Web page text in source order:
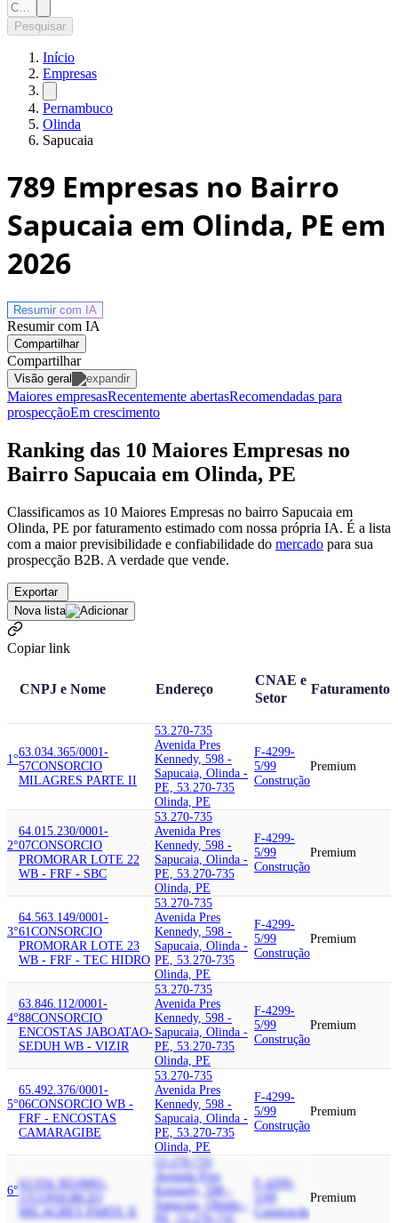
Pesquisar
Início
Empresas
Pernambuco
Olinda
Sapucaia
789 Empresas no Bairro
Sapucaia em Olinda, PE em
2026
Resumir com IA
Resumir com IA
Compartilhar
Compartilhar
Visão geral
Maiores empresasRecentemente abertasRecomendadas para
prospecçãoEm crescimento
Ranking das 10 Maiores Empresas no
Bairro Sapucaia em Olinda, PE
Classificamos as 10 Maiores Empresas no bairro Sapucaia em
Olinda, PE por faturamento estimado com nossa própria IA. É a lista
com a maior previsibilidade e confiabilidade do mercado para sua
prospecção B2B. A verdade que vende.
Exportar
Nova lista
Copiar link
CNPJ e Nome Endereço
CNAE e
Setor
Faturamento
1°
63.034.365/0001-
57CONSORCIO
MILAGRES PARTE II
53.270-735
Avenida Pres
Kennedy, 598 -
Sapucaia, Olinda -
PE, 53.270-735
Olinda, PE
F-4299-
5/99
Construção
Premium
2°
64.015.230/0001-
07CONSORCIO
PROMORAR LOTE 22
WB - FRF - SBC
53.270-735
Avenida Pres
Kennedy, 598 -
Sapucaia, Olinda -
PE, 53.270-735
Olinda, PE
F-4299-
5/99
Construção
Premium
3°
64.563.149/0001-
61CONSORCIO
PROMORAR LOTE 23
WB - FRF - TEC HIDRO
53.270-735
Avenida Pres
Kennedy, 598 -
Sapucaia, Olinda -
PE, 53.270-735
Olinda, PE
F-4299-
5/99
Construção
Premium
4°
63.846.112/0001-
88CONSORCIO
ENCOSTAS JABOATAO-
SEDUH WB - VIZIR
53.270-735
Avenida Pres
Kennedy, 598 -
Sapucaia, Olinda -
PE, 53.270-735
Olinda, PE
F-4299-
5/99
Construção
Premium
5°
65.492.376/0001-
06CONSORCIO WB -
FRF - ENCOSTAS
CAMARAGIBE
53.270-735
Avenida Pres
Kennedy, 598 -
Sapucaia, Olinda -
PE, 53.270-735
Olinda, PE
F-4299-
5/99
Construção
Premium
6°
63.034.365/0001-
CONSORCIO
MILAGRES PARTE II
53.270-735
Avenida Pres
Kennedy, 598 -
Sapucaia, Olinda -
PE, 53.270-735
F-4299-
Construção
Premium